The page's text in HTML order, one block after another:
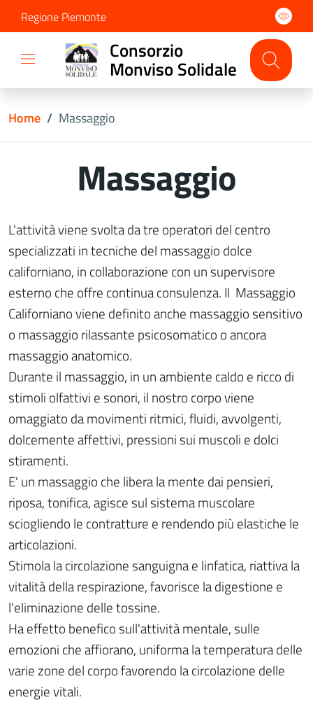
Regione Piemonte
Consorzio
Monviso Solidale
Home / Massaggio
Massaggio
L'attività viene svolta da tre operatori del centro
specializzati in tecniche del massaggio dolce
californiano, in collaborazione con un supervisore
esterno che offre continua consulenza. Il Massaggio
Californiano viene definito anche massaggio sensitivo
o massaggio rilassante psicosomatico o ancora
massaggio anatomico.
Durante il massaggio, in un ambiente caldo e ricco di
stimoli olfattivi e sonori, il nostro corpo viene
omaggiato da movimenti ritmici, fluidi, avvolgenti,
dolcemente affettivi, pressioni sui muscoli e dolci
stiramenti.
E' un massaggio che libera la mente dai pensieri,
riposa, tonifica, agisce sul sistema muscolare
sciogliendo le contratture e rendendo più elastiche le
articolazioni.
Stimola la circolazione sanguigna e linfatica, riattiva la
vitalità della respirazione, favorisce la digestione e
l'eliminazione delle tossine.
Ha effetto benefico sull'attività mentale, sulle
emozioni che affiorano, uniforma la temperatura delle
varie zone del corpo favorendo la circolazione delle
energie vitali.